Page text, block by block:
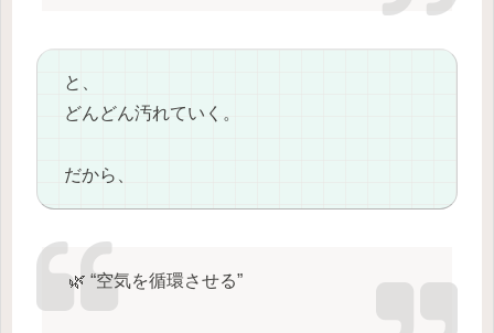
と、
どんどん汚れていく。
だから、
🌿 “空気を循環させる”